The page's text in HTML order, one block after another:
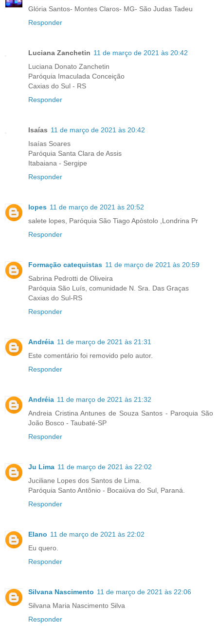
Glória Santos- Montes Claros- MG- São Judas Tadeu
Responder
Luciana Zanchetin 11 de março de 2021 às 20:42
Luciana Donato Zanchetin
Paróquia Imaculada Conceição
Caxias do Sul - RS
Responder
Isaías 11 de março de 2021 às 20:42
Isaías Soares
Paróquia Santa Clara de Assis
Itabaiana - Sergipe
Responder
lopes 11 de março de 2021 às 20:52
salete lopes, Paróquia São Tiago Apòstolo ,Londrina Pr
Responder
Formação catequistas 11 de março de 2021 às 20:59
Sabrina Pedrotti de Oliveira
Paróquia São Luís, comunidade N. Sra. Das Graças
Caxias do Sul-RS
Responder
Andréia 11 de março de 2021 às 21:31
Este comentário foi removido pelo autor.
Responder
Andréia 11 de março de 2021 às 21:32
Andreia Cristina Antunes de Souza Santos - Paroquia São
João Bosco - Taubaté-SP
Responder
Ju Lima 11 de março de 2021 às 22:02
Juciliane Lopes dos Santos de Lima.
Paróquia Santo Antônio - Bocaiúva do Sul, Paraná.
Responder
Elano 11 de março de 2021 às 22:02
Eu quero.
Responder
Silvana Nascimento 11 de março de 2021 às 22:06
Silvana Maria Nascimento Silva
Responder